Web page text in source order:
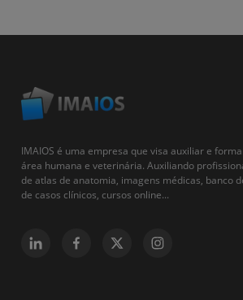
IMAIOS é uma empresa que visa auxiliar e
área humana e veterinária. Auxiliando
de atlas de anatomia, imagens médicas, banco
de casos clínicos, cursos online...